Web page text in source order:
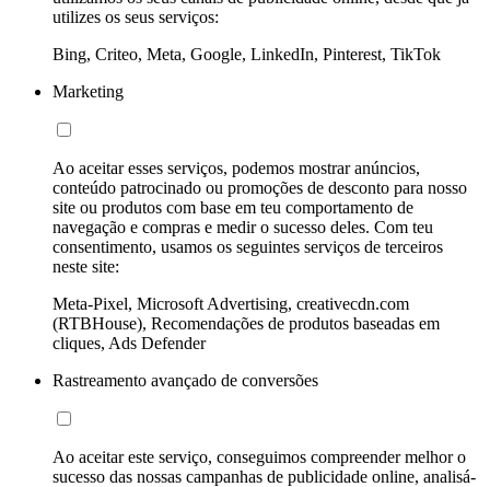
utilizes os seus serviços:
Bing, Criteo, Meta, Google, LinkedIn, Pinterest, TikTok
Marketing
Ao aceitar esses serviços, podemos mostrar anúncios,
conteúdo patrocinado ou promoções de desconto para nosso
site ou produtos com base em teu comportamento de
navegação e compras e medir o sucesso deles. Com teu
consentimento, usamos os seguintes serviços de terceiros
neste site:
Meta-Pixel, Microsoft Advertising, creativecdn.com
(RTBHouse), Recomendações de produtos baseadas em
cliques, Ads Defender
Rastreamento avançado de conversões
Ao aceitar este serviço, conseguimos compreender melhor o
sucesso das nossas campanhas de publicidade online, analisá-